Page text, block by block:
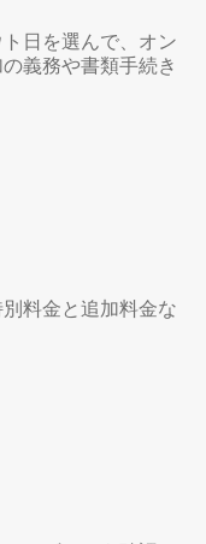
日を選んで、オン
義務や書類手続き
料金と追加料金な